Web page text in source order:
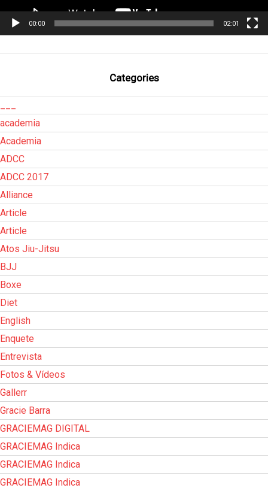
00:00 02:01
Categories
academia
Academia
ADCC
ADCC 2017
Alliance
Article
Article
Atos Jiu-Jitsu
BJJ
Boxe
Diet
English
Enquete
Entrevista
Fotos & Vídeos
Gallerr
Gracie Barra
GRACIEMAG DIGITAL
GRACIEMAG Indica
GRACIEMAG Indica
GRACIEMAG Indica